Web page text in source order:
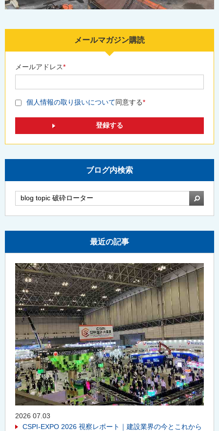
メールマガジン購読
メールアドレス*
個人情報の取り扱いについて同意する*
ブログ内検索
検索
最近の記事
2026 07.03
CSPI-EXPO 2026 視察レポート｜建設業界の今とこれから